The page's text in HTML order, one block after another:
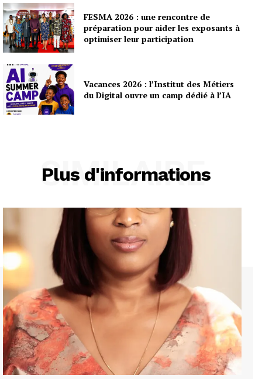
FESMA 2026 : une rencontre de
préparation pour aider les exposants à
optimiser leur participation
Vacances 2026 : l’Institut des Métiers
du Digital ouvre un camp dédié à l’IA
Plus d'informations
SIMILAIRE